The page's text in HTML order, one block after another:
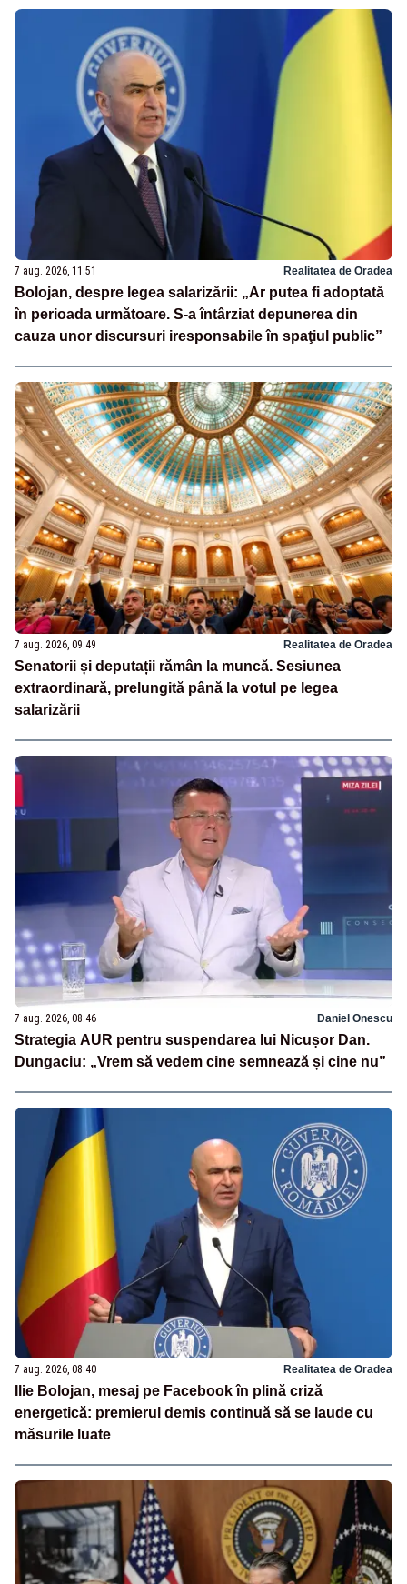
7 aug. 2026, 11:51 Realitatea de Oradea
Bolojan, despre legea salarizării: „Ar putea fi adoptată
în perioada următoare. S-a întârziat depunerea din
cauza unor discursuri iresponsabile în spaţiul public”
7 aug. 2026, 09:49 Realitatea de Oradea
Senatorii și deputații rămân la muncă. Sesiunea
extraordinară, prelungită până la votul pe legea
salarizării
7 aug. 2026, 08:46 Daniel Onescu
Strategia AUR pentru suspendarea lui Nicușor Dan.
Dungaciu: „Vrem să vedem cine semnează și cine nu”
7 aug. 2026, 08:40 Realitatea de Oradea
Ilie Bolojan, mesaj pe Facebook în plină criză
energetică: premierul demis continuă să se laude cu
măsurile luate